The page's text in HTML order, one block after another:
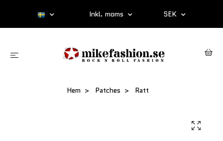
Inkl. moms SEK
Hem Patches Ratt